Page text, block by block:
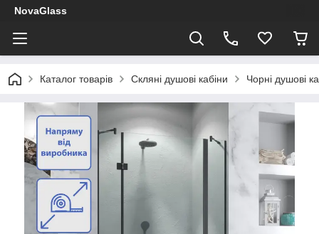
NovaGlass
Каталог товарів Скляні душові кабіни Чорні душові